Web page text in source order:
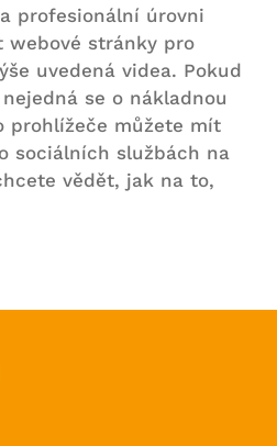
profesionální úrovni
stránky pro
uvedená videa. Pokud
se o nákladnou
prohlížeče můžete mít
sociálních službách na
vědět, jak na to,